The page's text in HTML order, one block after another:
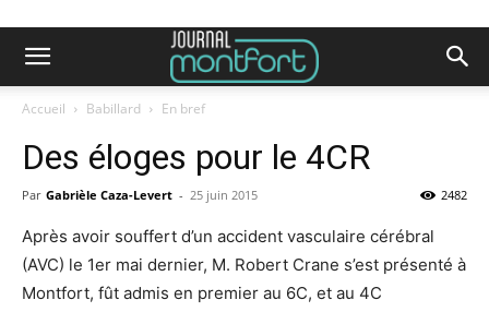
Accueil Babillard En bref
Des éloges pour le 4CR
Par Gabrièle Caza-Levert - 25 juin 2015 2482
Après avoir souffert d’un accident vasculaire cérébral
(AVC) le 1er mai dernier, M. Robert Crane s’est présenté à
Montfort, fût admis en premier au 6C, et au 4C